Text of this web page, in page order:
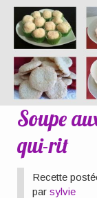
Soupe
qui-rit
Recette
parsylvie